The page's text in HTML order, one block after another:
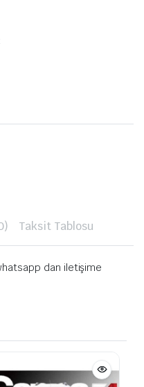
Taksit Tablosu
dan iletişime